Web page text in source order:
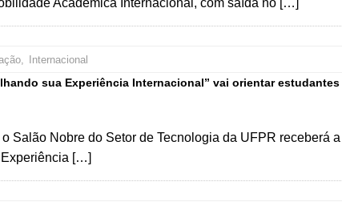
Acadêmica Internacional, com saída no […]
, Internacional
sua Experiência Internacional” vai orientar
Salão Nobre do Setor de Tecnologia da UFPR receberá
Experiência […]